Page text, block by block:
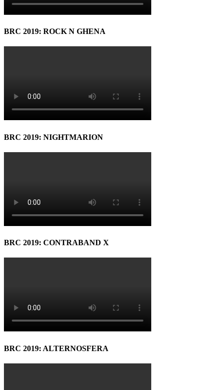
BRC 2019: ROCK N GHENA
BRC 2019: NIGHTMARION
BRC 2019: CONTRABAND X
BRC 2019: ALTERNOSFERA